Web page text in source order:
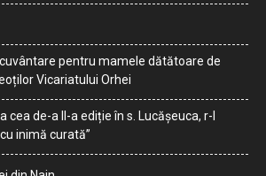
pentru mamele dătătoare de
Vicariatului Orhei
cea de-a II-a ediție în s. Lucășeuca, r-l
inimă curată”